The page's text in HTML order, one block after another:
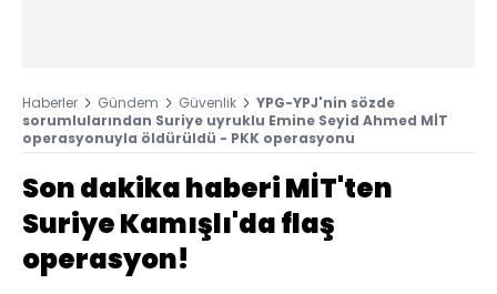
Haberler Gündem Güvenlik
YPG-YPJ'nin sözde
sorumlularından Suriye uyruklu Emine Seyid Ahmed MİT
operasyonuyla öldürüldü - PKK operasyonu
Son dakika haberi MİT'ten
Suriye Kamışlı'da flaş
operasyon!